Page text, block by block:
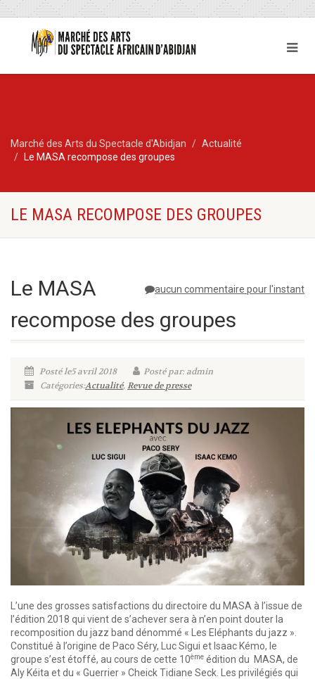
Marché des Arts du Spectacle d'Abidjan
Actualité
Le MASA recompose des groupes
LE MASA RECOMPOSE DES GROUPES
aucun commentaire pour l'instant
Le MASA
recompose des groupes
Posté le5 avril 2018
Posté par: admin
Catégories:Actualité,Revue de presse
L’une des grosses satisfactions du directoire du MASA à l’issue de
l’édition 2018 qui vient de s’achever sera à n’en point douter la
recomposition du jazz band dénommé « Les Eléphants du jazz ».
Constitué à l’origine de Paco Séry, Luc Sigui et Isaac Kémo, le
groupe s’est étoffé, au cours de cette 10ème édition du MASA, de
Aly Kéita et du « Guerrier » Cheick Tidiane Seck. Les privilégiés qui